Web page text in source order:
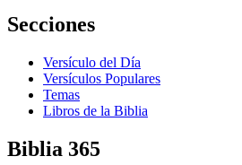
Secciones
Versículo del Día
Versículos Populares
Temas
Libros de la Biblia
Biblia 365